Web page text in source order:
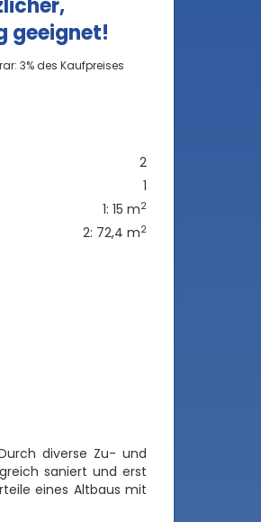
geeignet!
3% des Kaufpreises
2
1
1: 15 m2
2: 72,4 m2
diverse Zu- und
saniert und erst
eines Altbaus mit